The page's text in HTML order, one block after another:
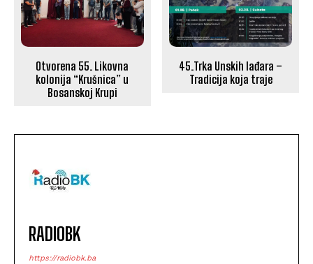
Otvorena 55. Likovna
kolonija “Krušnica” u
Bosanskoj Krupi
45.Trka Unskih lađara –
Tradicija koja traje
RADIOBK
https://radiobk.ba